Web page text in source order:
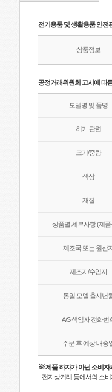
전기용품 및 생활용품 안전
상품정보
공정거래위원회 고시에 따
모델명 및 품명
허가 관련
크기/중량
색상
재질
상품별 세부사항 (제
제조국 또는 원산
제조자/수입자
동일 모델 출시년
A/S 책임자 전화번
주문 후 예상 배송
※제품 하자가 아닌 소비자
전자상거래 등에서의 소